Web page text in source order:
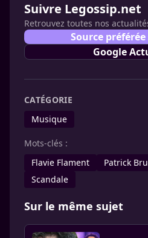
Suivre Legossip.net
Retrouvez toutes nos
Source
Google
CATÉGORIE
Musique
Mots-clés :
Flavie Flament
Patrick
Scandale
Sur le même sujet